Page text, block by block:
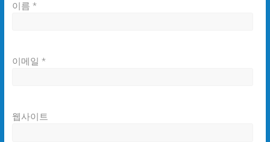
이름 *
이메일 *
웹사이트